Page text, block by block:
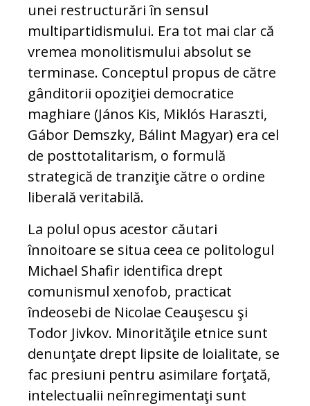
unei restructurări în sensul
multipartidismului. Era tot mai clar că
vremea monolitismului absolut se
terminase. Conceptul propus de către
gânditorii opoziţiei democratice
maghiare (János Kis, Miklós Haraszti,
Gábor Demszky, Bálint Magyar) era cel
de posttotalitarism, o formulă
strategică de tranziţie către o ordine
liberală veritabilă.
La polul opus acestor căutari
înnoitoare se situa ceea ce politologul
Michael Shafir identifica drept
comunismul xenofob, practicat
îndeosebi de Nicolae Ceauşescu şi
Todor Jivkov. Minorităţile etnice sunt
denunţate drept lipsite de loialitate, se
fac presiuni pentru asimilare forţată,
intelectualii neînregimentaţi sunt